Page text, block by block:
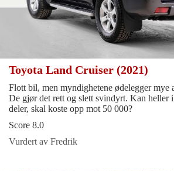
Toyota Land Cruiser (2021)
Flott bil, men myndighetene ødelegger mye
De gjør det rett og slett svindyrt. Kan heller
deler, skal koste opp mot 50 000?
Score 8.0
Vurdert av Fredrik